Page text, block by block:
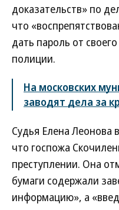
доказательств» по
что
дать пароль от
полиции.
На московских
заводят дела за
Судья Елена Леонова
что госпожа
преступлении. Она
бумаги содержали
информацию», а